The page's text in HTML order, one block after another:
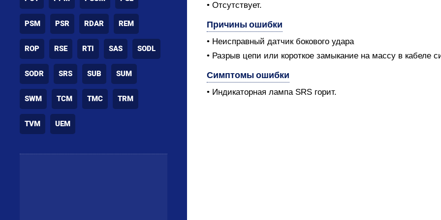
PSM PSR RDAR REM
ROP RSE RTI SAS SODL
SODR SRS SUB SUM
SWM TCM TMC TRM
TVM UEM
• Отсутствует.
Причины ошибки
• Неисправный датчик бокового удара
• Разрыв цепи или короткое замыкание на массу в кабеле
Симптомы ошибки
• Индикаторная лампа SRS горит.